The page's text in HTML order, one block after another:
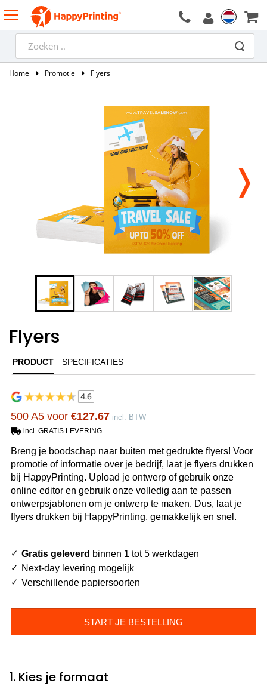
Home Promotie Flyers
Flyers
PRODUCT SPECIFICATIES
500 A5 voor €127.67 incl. BTW
incl. GRATIS LEVERING
Breng je boodschap naar buiten met gedrukte flyers! Voor
promotie of informatie over je bedrijf, laat je flyers drukken
bij HappyPrinting. Upload je ontwerp of gebruik onze
online editor en gebruik onze volledig aan te passen
ontwerpsjablonen om je ontwerp te maken. Dus, laat je
flyers drukken bij HappyPrinting, gemakkelijk en snel.
Gratis geleverd binnen 1 tot 5 werkdagen
Next-day levering mogelijk
Verschillende papiersoorten
START JE BESTELLING
1. Kies je formaat